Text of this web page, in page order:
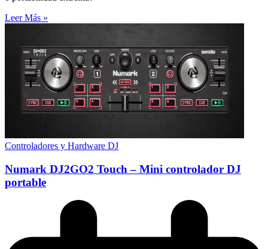
Leer Más »
Controladores y Hardware DJ
Numark DJ2GO2 Touch – Mini controlador DJ
portable